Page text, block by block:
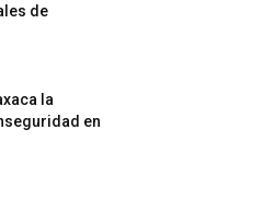
de
la
en